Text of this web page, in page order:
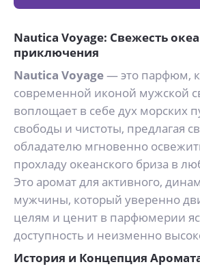
Nautica Voyage: Свежесть
приключения
Nautica Voyage— это парфюм,
современной иконой мужской
воплощает в себе дух морских
свободы и чистоты, предлагая
обладателю мгновенно
прохладу океанского бриза в
Это аромат для активного,
мужчины, который уверенно
целям и ценит в парфюмерии
доступность и неизменно
История и Концепция